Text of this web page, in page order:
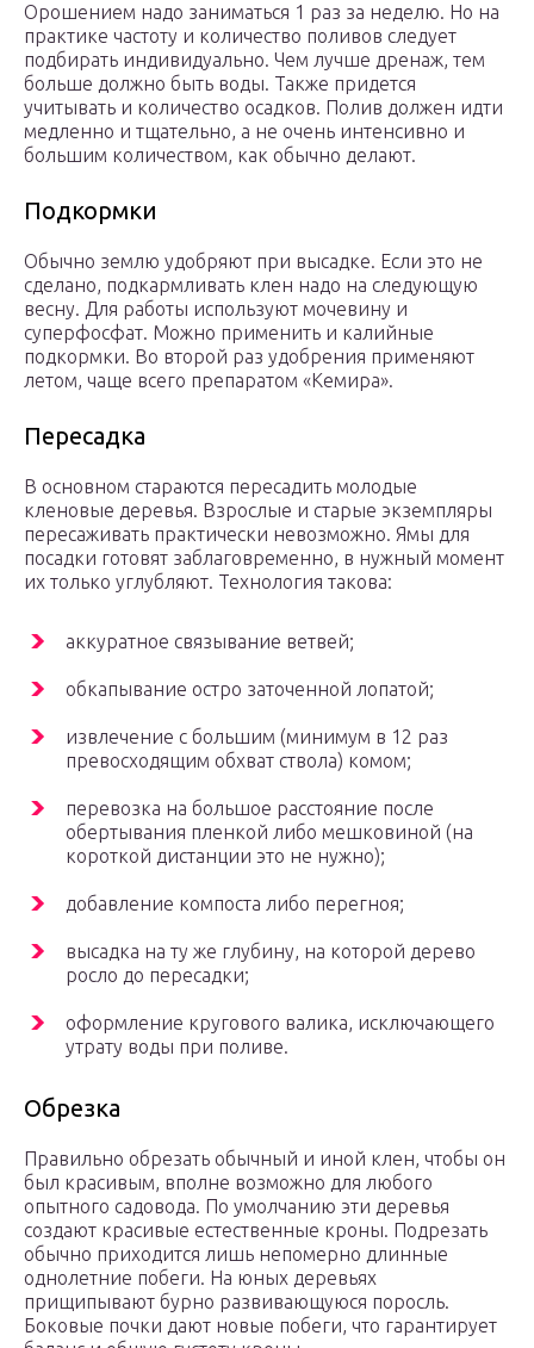
Орошением надо заниматься 1 раз за неделю. Но на
практике частоту и количество поливов следует
подбирать индивидуально. Чем лучше дренаж, тем
больше должно быть воды. Также придется
учитывать и количество осадков. Полив должен идти
медленно и тщательно, а не очень интенсивно и
большим количеством, как обычно делают.
Подкормки
Обычно землю удобряют при высадке. Если это не
сделано, подкармливать клен надо на следующую
весну. Для работы используют мочевину и
суперфосфат. Можно применить и калийные
подкормки. Во второй раз удобрения применяют
летом, чаще всего препаратом «Кемира».
Пересадка
В основном стараются пересадить молодые
кленовые деревья. Взрослые и старые экземпляры
пересаживать практически невозможно. Ямы для
посадки готовят заблаговременно, в нужный момент
их только углубляют. Технология такова:
аккуратное связывание ветвей;
обкапывание остро заточенной лопатой;
извлечение с большим (минимум в 12 раз
превосходящим обхват ствола) комом;
перевозка на большое расстояние после
обертывания пленкой либо мешковиной (на
короткой дистанции это не нужно);
добавление компоста либо перегноя;
высадка на ту же глубину, на которой дерево
росло до пересадки;
оформление кругового валика, исключающего
утрату воды при поливе.
Обрезка
Правильно обрезать обычный и иной клен, чтобы он
был красивым, вполне возможно для любого
опытного садовода. По умолчанию эти деревья
создают красивые естественные кроны. Подрезать
обычно приходится лишь непомерно длинные
однолетние побеги. На юных деревьях
прищипывают бурно развивающуюся поросль.
Боковые почки дают новые побеги, что гарантирует